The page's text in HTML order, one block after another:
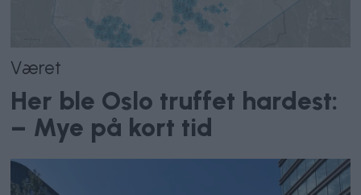
Været
Her ble Oslo truffet hardest:
– Mye på kort tid